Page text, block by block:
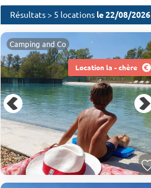
Résultats > 5 locations le 22/08/2026
Location la - chère
Camping and Co